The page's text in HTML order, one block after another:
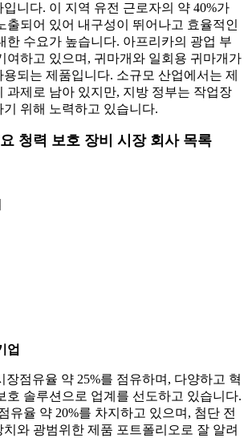
니다. 이 지역 유전 근로자의 약 40%가
출되어 있어 내구성이 뛰어나고 효율적인
한 수요가 높습니다. 아프리카의 광업 부
여하고 있으며, 귀마개와 일회용 귀마개가
되는 제품입니다. 소규모 산업에서는 제
과제로 남아 있지만, 지방 정부는 작업장
위해 노력하고 있습니다.
청력 보호 장비 시장 회사 목록
업
장점유율 약 25%를 점유하며, 다양하고 혁
호 솔루션으로 업계를 선도하고 있습니다.
유율 약 20%를 차지하고 있으며, 첨단 전
와 광범위한 제품 포트폴리오로 잘 알려